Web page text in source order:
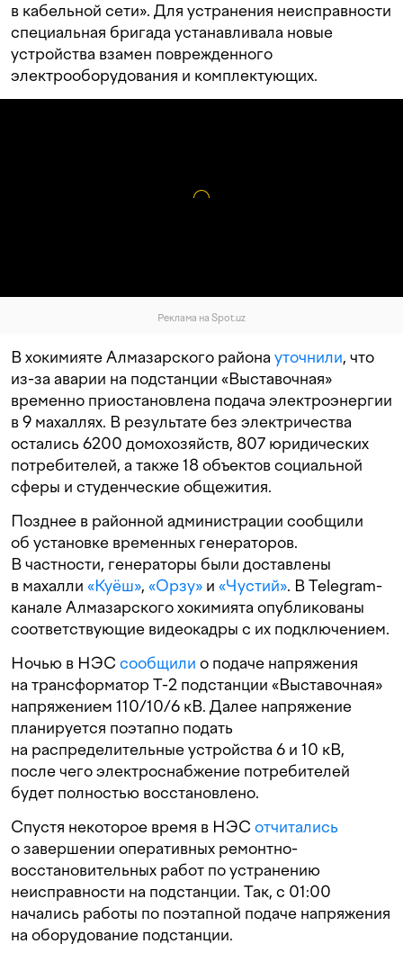
в кабельной сети». Для устранения неисправности
специальная бригада устанавливала новые
устройства взамен поврежденного
электрооборудования и комплектующих.
Реклама на Spot.uz
В хокимияте Алмазарского района уточнили, что
из-за аварии на подстанции «Выставочная»
временно приостановлена подача электроэнергии
в 9 махаллях. В результате без электричества
остались 6200 домохозяйств, 807 юридических
потребителей, а также 18 объектов социальной
сферы и студенческие общежития.
Позднее в районной администрации сообщили
об установке временных генераторов.
В частности, генераторы были доставлены
в махалли «Куёш», «Орзу» и «Чустий». В Telegram-
канале Алмазарского хокимията опубликованы
соответствующие видеокадры с их подключением.
Ночью в НЭС сообщили о подаче напряжения
на трансформатор Т-2 подстанции «Выставочная»
напряжением 110/10/6 кВ. Далее напряжение
планируется поэтапно подать
на распределительные устройства 6 и 10 кВ,
после чего электроснабжение потребителей
будет полностью восстановлено.
Спустя некоторое время в НЭС отчитались
о завершении оперативных ремонтно-
восстановительных работ по устранению
неисправности на подстанции. Так, с 01:00
начались работы по поэтапной подаче напряжения
на оборудование подстанции.